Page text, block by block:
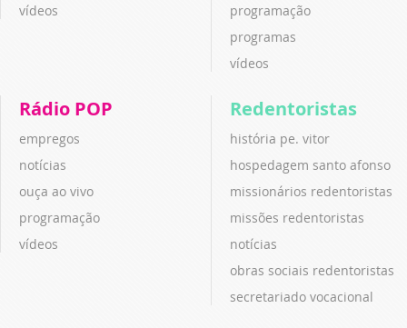
vídeos
programação
programas
vídeos
Rádio POP
empregos
notícias
ouça ao vivo
programação
vídeos
Redentoristas
história pe. vitor
hospedagem santo afonso
missionários redentoristas
missões redentoristas
notícias
obras sociais redentoristas
secretariado vocacional